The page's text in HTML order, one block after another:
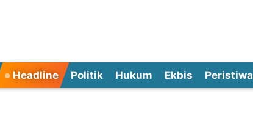
Headline Politik Hukum Ekbis Peristiwa